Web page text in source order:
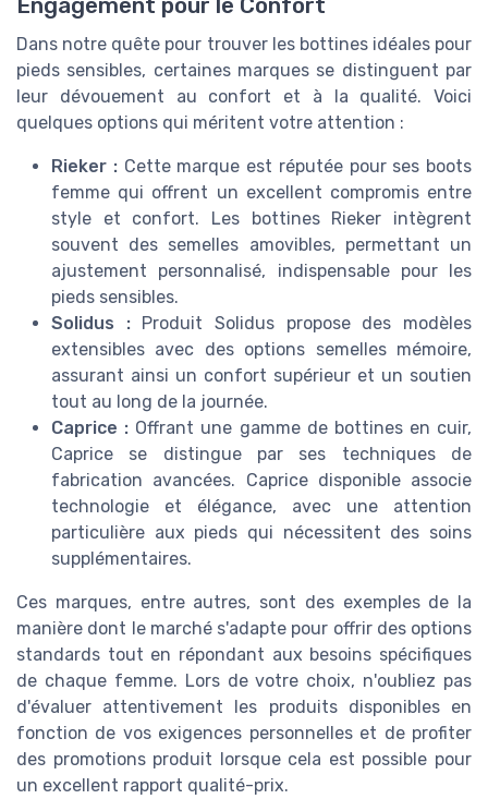
Dans notre quête pour trouver les bottines idéales pour
pieds sensibles, certaines marques se distinguent par
leur dévouement au confort et à la qualité. Voici
quelques options qui méritent votre attention :
Rieker :Cette marque est réputée pour ses boots
femme qui offrent un excellent compromis entre
style et confort. Les bottines Rieker intègrent
souvent des semelles amovibles, permettant un
ajustement personnalisé, indispensable pour les
pieds sensibles.
Solidus : Produit Solidus propose des modèles
extensibles avec des options semelles mémoire,
assurant ainsi un confort supérieur et un soutien
tout au long de la journée.
Caprice : Offrant une gamme de bottines en cuir,
Caprice se distingue par ses techniques de
fabrication avancées. Caprice disponibleassocie
technologie et élégance, avec une attention
particulière aux pieds qui nécessitent des soins
supplémentaires.
Ces marques, entre autres, sont des exemples de la
manière dont le marché s'adapte pour offrir des options
standards tout en répondant aux besoins spécifiques
de chaque femme. Lors de votre choix, n'oubliez pas
d'évaluer attentivement les produits disponiblesen
fonction de vos exigences personnelles et de profiter
des promotions produit lorsque cela est possible pour
un excellent rapport qualité-prix.